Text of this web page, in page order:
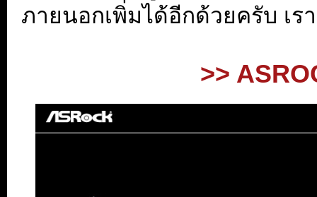
ภายนอกเพิ่มได้อีกด้วยครับ เร
>>